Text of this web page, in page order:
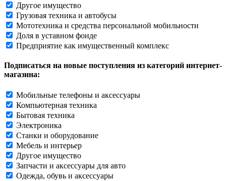
Другое имущество
Грузовая техника и автобусы
Мототехника и средства персональной мобильности
Доля в уставном фонде
Предприятие как имущественный комплекс
Подписаться на новые поступления из категорий интернет-
магазина:
Мобильные телефоны и аксессуары
Компьютерная техника
Бытовая техника
Электроника
Станки и оборудование
Мебель и интерьер
Другое имущество
Запчасти и аксессуары для авто
Одежда, обувь и аксессуары